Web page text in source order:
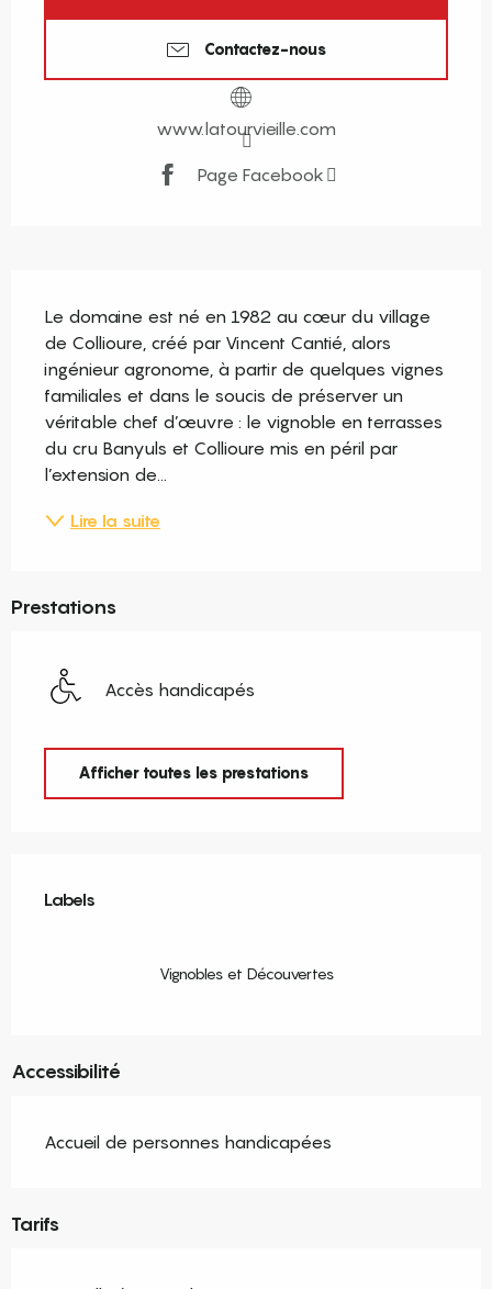
Contactez-nous
www.latourvieille.com
Page Facebook
Le domaine est né en 1982 au cœur du village
de Collioure, créé par Vincent Cantié, alors
ingénieur agronome, à partir de quelques vignes
familiales et dans le soucis de préserver un
véritable chef d’œuvre : le vignoble en terrasses
du cru Banyuls et Collioure mis en péril par
l’extension de...
Lire la suite
Prestations
Accès handicapés
Afficher toutes les prestations
Labels
Labels
Vignobles et Découvertes
Accessibilité
Accueil de personnes handicapées
Tarifs